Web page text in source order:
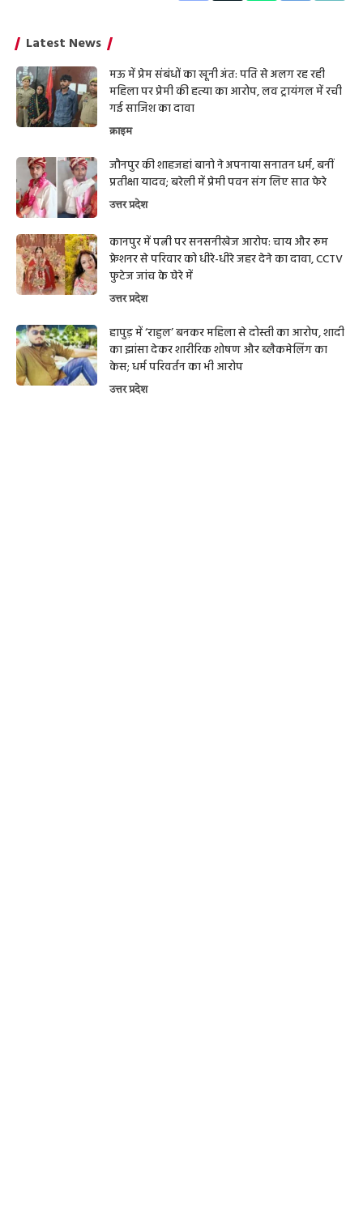
Latest News
मऊ में प्रेम संबंधों का खूनी अंत: पति से अलग रह रही
महिला पर प्रेमी की हत्या का आरोप, लव ट्रायंगल में रची
गई साजिश का दावा
क्राइम
जौनपुर की शाहजहां बानो ने अपनाया सनातन धर्म, बनीं
प्रतीक्षा यादव; बरेली में प्रेमी पवन संग लिए सात फेरे
उत्तर प्रदेश
कानपुर में पत्नी पर सनसनीखेज आरोप: चाय और रूम
फ्रेशनर से परिवार को धीरे-धीरे जहर देने का दावा, CCTV
फुटेज जांच के घेरे में
उत्तर प्रदेश
हापुड़ में ‘राहुल’ बनकर महिला से दोस्ती का आरोप, शादी
का झांसा देकर शारीरिक शोषण और ब्लैकमेलिंग का
केस; धर्म परिवर्तन का भी आरोप
उत्तर प्रदेश